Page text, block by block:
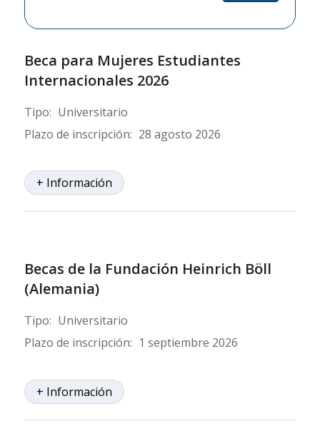
Beca para Mujeres Estudiantes
Internacionales 2026
Tipo: Universitario
Plazo de inscripción: 28 agosto 2026
+ Información
Becas de la Fundación Heinrich Böll
(Alemania)
Tipo: Universitario
Plazo de inscripción: 1 septiembre 2026
+ Información